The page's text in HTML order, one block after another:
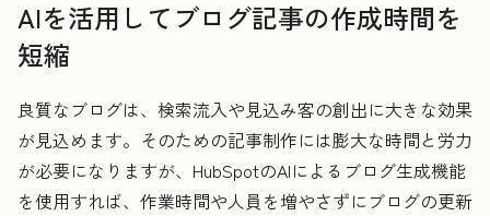
AIを活用してブログ記事の作成時間を
短縮
良質なブログは、検索流入や見込み客の創出に大きな効果
が見込めます。そのための記事制作には膨大な時間と労力
が必要になりますが、HubSpotのAIによるブログ生成機能
を使用すれば、作業時間や人員を増やさずにブログの更新